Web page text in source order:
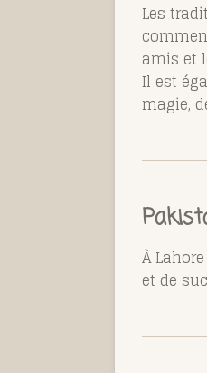
Les
amis et
Il est
magie,
À
et de